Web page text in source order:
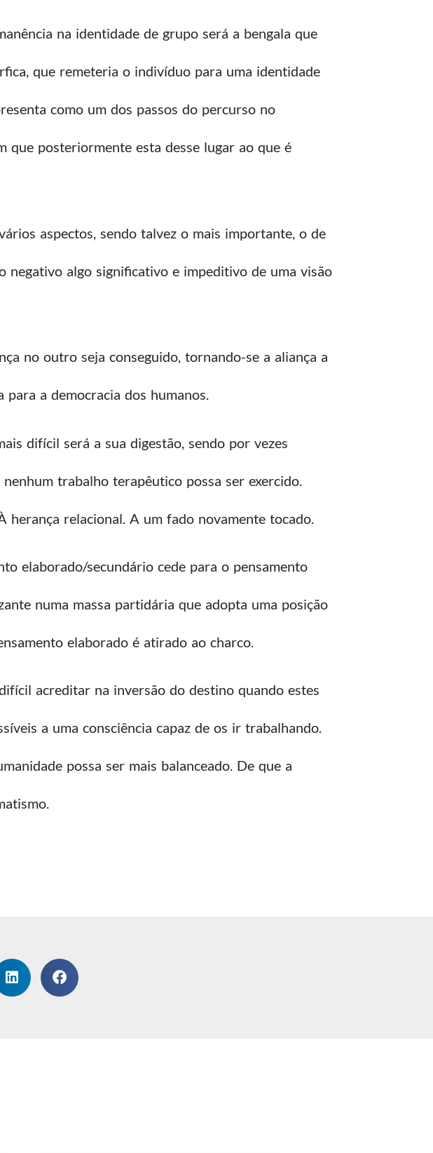
na identidade de grupo será a bengala que
que remeteria o indivíduo para uma identidade
como um dos passos do percurso no
que posteriormente esta desse lugar ao que é
aspectos, sendo talvez o mais importante, o de
negativo algo significativo e impeditivo de uma visão
no outro seja conseguido, tornando-se a aliança a
a democracia dos humanos.
difícil será a sua digestão, sendo por vezes
trabalho terapêutico possa ser exercido.
relacional. A um fado novamente tocado.
elaborado/secundário cede para o pensamento
numa massa partidária que adopta uma posição
elaborado é atirado ao charco.
acreditar na inversão do destino quando estes
a uma consciência capaz de os ir trabalhando.
possa ser mais balanceado. De que a